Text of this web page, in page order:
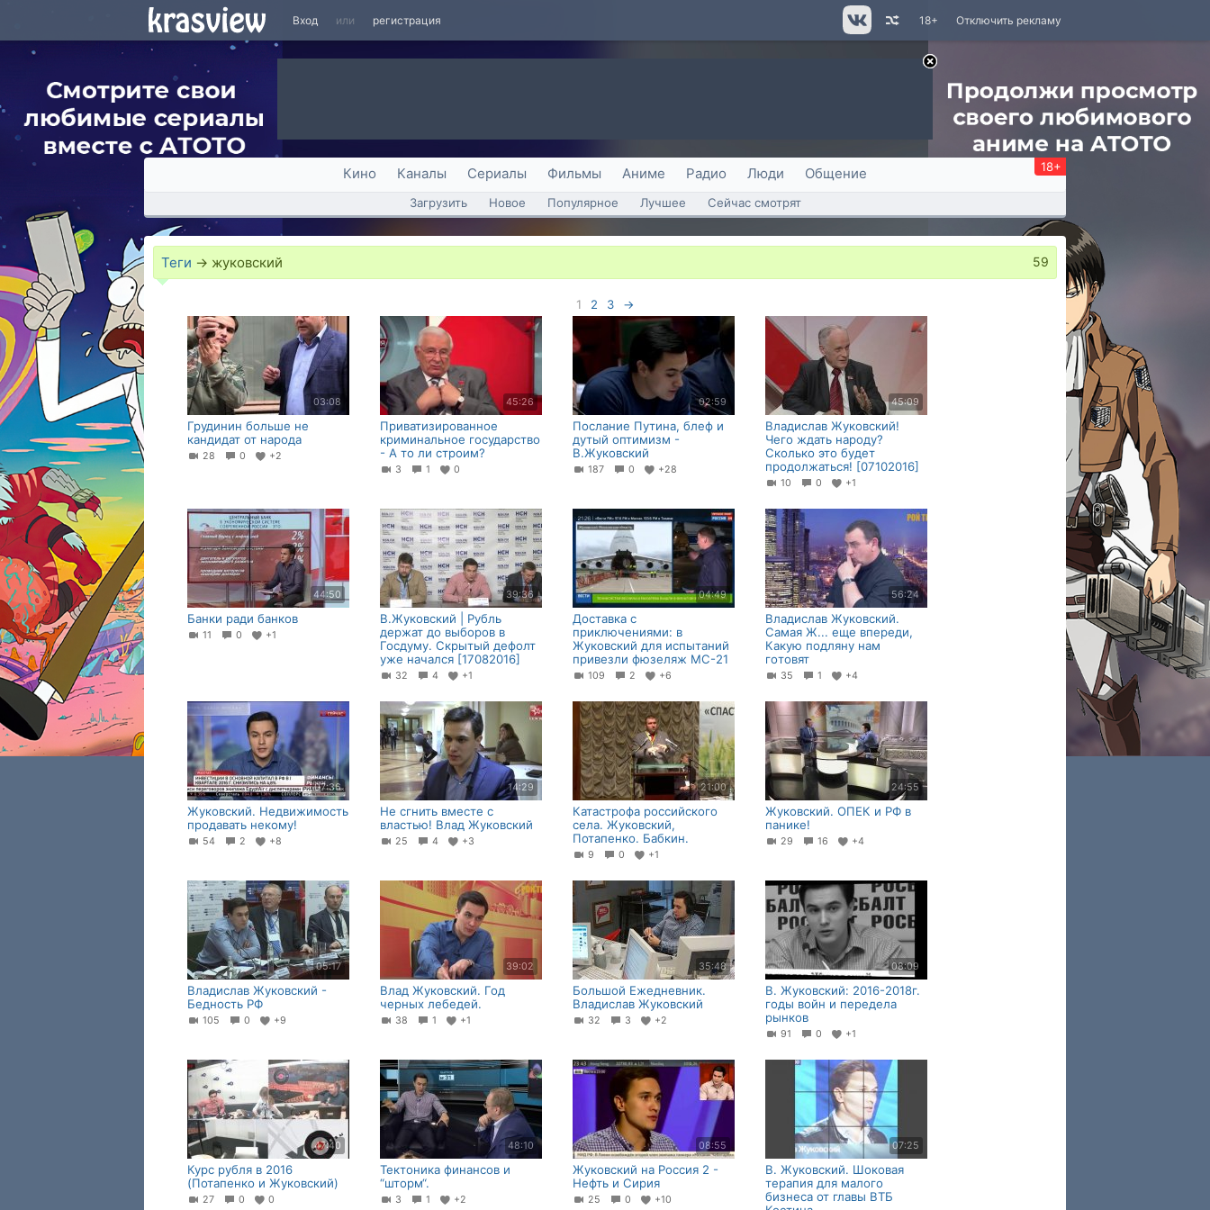
Вход или регистрация Отключить рекламу
18+
Кино Каналы Сериалы Фильмы Аниме Радио Люди Общение 18+
Загрузить Новое Популярное Лучшее Сейчас смотрят
Теги → жуковский 59
1 2 3 →
03:08
Грудинин больше не
кандидат от народа
28 0 +2
45:26
Приватизированное
криминальное государство
- А то ли строим?
3 1 0
02:59
Послание Путина, блеф и
дутый оптимизм -
В.Жуковский
187 0 +28
45:09
Владислав Жуковский!
Чего ждать народу?
Cколько это бyдет
продолжаться! [07102016]
10 0 +1
44:50
Банки ради банков
11 0 +1
39:36
В.Жуковский | Рубль
держат до выборов в
Госдуму. Скрытый дефолт
уже начался [17082016]
32 4 +1
04:49
Доставка с
приключениями: в
Жуковский для испытаний
привезли фюзеляж МС-21
109 2 +6
56:24
Владислав Жуковский.
Самая Ж... еще впереди,
Какую пoдлянy нам
гoтoвят
35 1 +4
07:36
Жуковский. Недвижимость
продавать некому!
54 2 +8
14:29
Не сгнить вместе с
властью! Влад Жуковский
25 4 +3
21:00
Катастрофа российского
села. Жуковский,
Потапенко. Бабкин.
9 0 +1
24:55
Жуковский. ОПЕК и РФ в
панике!
29 16 +4
05:17
Владислав Жуковский -
Бедность РФ
105 0 +9
39:02
Влад Жуковский. Год
черных лебедей.
38 1 +1
35:48
Большой Ежедневник.
Владислав Жуковский
32 3 +2
08:09
В. Жуковский: 2016-2018г.
годы войн и передела
рынков
91 0 +1
47:40
Курс рубля в 2016
(Потапенко и Жуковский)
27 0 0
48:10
Тектоника финансов и
“шторм“.
3 1 +2
08:55
Жуковский на Россия 2 -
Нефть и Сирия
25 0 +10
07:25
В. Жуковский. Шоковая
терапия для малого
бизнеса от главы ВТБ